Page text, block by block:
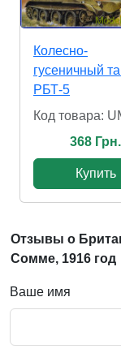
Колесно-
гусеничный
РБТ-5
Код товара:
368 Грн.
Купить
Отзывы о
Сомме, 1916 год
Ваше имя